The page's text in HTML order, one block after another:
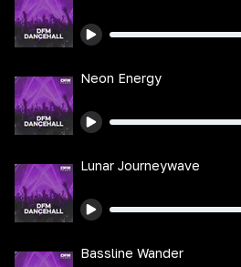
Neon Energy
Lunar Journeywave
Bassline Wander